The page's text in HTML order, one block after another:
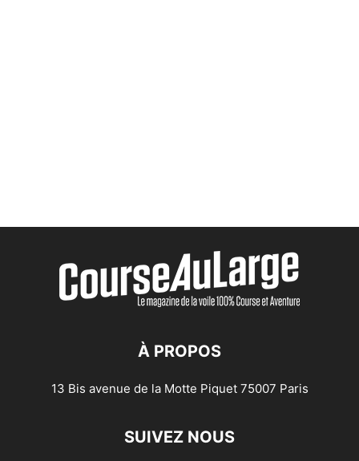
À PROPOS
13 Bis avenue de la Motte Piquet 75007 Paris
SUIVEZ NOUS